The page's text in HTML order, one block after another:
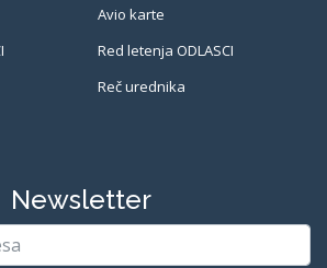
Avio karte
Red letenja ODLASCI
Reč urednika
Newsletter